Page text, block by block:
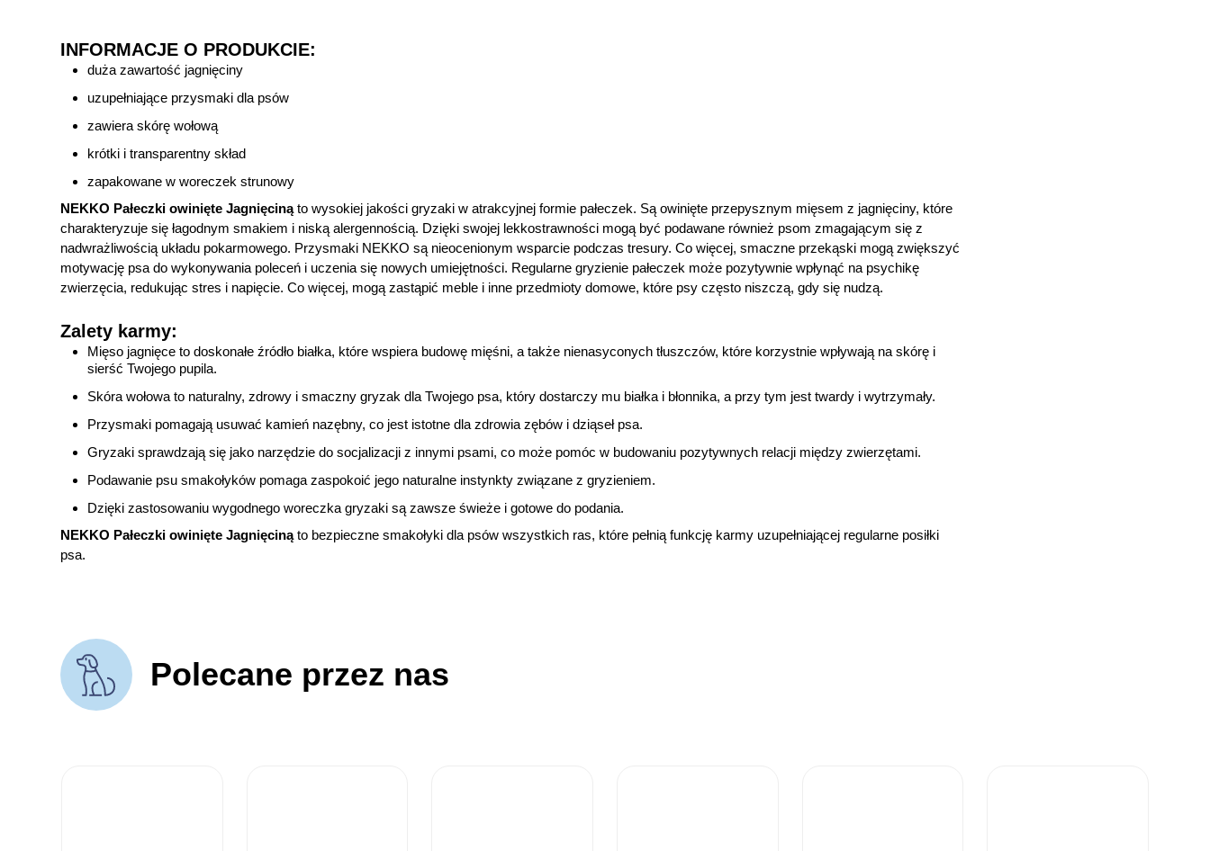
INFORMACJE O PRODUKCIE:
duża zawartość jagnięciny
uzupełniające przysmaki dla psów
zawiera skórę wołową
krótki i transparentny skład
zapakowane w woreczek strunowy
NEKKO Pałeczki owinięte Jagnięcinąto wysokiej jakości gryzaki w atrakcyjnej formie pałeczek. Są owinięte przepysznym mięsem z jagnięciny, które
charakteryzuje się łagodnym smakiem i niską alergennością. Dzięki swojej lekkostrawności mogą być podawane również psom zmagającym się z
nadwrażliwością układu pokarmowego. Przysmaki NEKKO są nieocenionym wsparcie podczas tresury. Co więcej, smaczne przekąski mogą zwiększyć
motywację psa do wykonywania poleceń i uczenia się nowych umiejętności. Regularne gryzienie pałeczek może pozytywnie wpłynąć na psychikę
zwierzęcia, redukując stres i napięcie. Co więcej, mogą zastąpić meble i inne przedmioty domowe, które psy często niszczą, gdy się nudzą.
Zalety karmy:
Mięso jagnięce to doskonałe źródło białka, które wspiera budowę mięśni, a także nienasyconych tłuszczów, które korzystnie wpływają na skórę i
sierść Twojego pupila.
Skóra wołowa to naturalny, zdrowy i smaczny gryzak dla Twojego psa, który dostarczy mu białka i błonnika, a przy tym jest twardy i wytrzymały.
Przysmaki pomagają usuwać kamień nazębny, co jest istotne dla zdrowia zębów i dziąseł psa.
Gryzaki sprawdzają się jako narzędzie do socjalizacji z innymi psami, co może pomóc w budowaniu pozytywnych relacji między zwierzętami.
Podawanie psu smakołyków pomaga zaspokoić jego naturalne instynkty związane z gryzieniem.
Dzięki zastosowaniu wygodnego woreczka gryzaki są zawsze świeże i gotowe do podania.
NEKKO Pałeczki owinięte Jagnięcinąto bezpieczne smakołyki dla psów wszystkich ras, które pełnią funkcję karmy uzupełniającej regularne posiłki
psa.
Polecane przez nas